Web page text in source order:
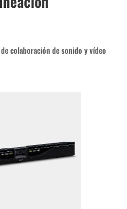
colaboración de sonido y vídeo